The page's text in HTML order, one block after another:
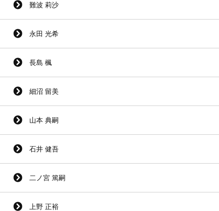
難波 莉沙
永田 光希
長島 楓
細沼 留美
山本 典嗣
石井 健吾
二ノ宮 篤嗣
上野 正裕